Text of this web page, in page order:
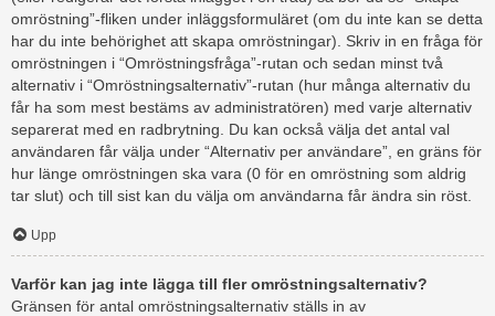
omröstning”-fliken under inläggsformuläret (om du inte kan se detta
har du inte behörighet att skapa omröstningar). Skriv in en fråga för
omröstningen i “Omröstningsfråga”-rutan och sedan minst två
alternativ i “Omröstningsalternativ”-rutan (hur många alternativ du
får ha som mest bestäms av administratören) med varje alternativ
separerat med en radbrytning. Du kan också välja det antal val
användaren får välja under “Alternativ per användare”, en gräns för
hur länge omröstningen ska vara (0 för en omröstning som aldrig
tar slut) och till sist kan du välja om användarna får ändra sin röst.
Upp
Varför kan jag inte lägga till fler omröstningsalternativ?
Gränsen för antal omröstningsalternativ ställs in av